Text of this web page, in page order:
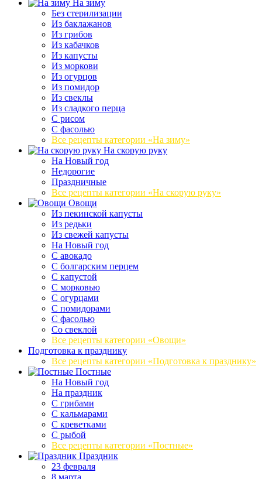
На зиму
Без стерилизации
Из баклажанов
Из грибов
Из кабачков
Из капусты
Из моркови
Из огурцов
Из помидор
Из свеклы
Из сладкого перца
С рисом
С фасолью
Все рецепты категории «На зиму»
На скорую руку
На Новый год
Недорогие
Праздничные
Все рецепты категории «На скорую руку»
Овощи
Из пекинской капусты
Из редьки
Из свежей капусты
На Новый год
С авокадо
С болгарским перцем
С капустой
С морковью
С огурцами
С помидорами
С фасолью
Со свеклой
Все рецепты категории «Овощи»
Подготовка к празднику
Все рецепты категории «Подготовка к празднику»
Постные
На Новый год
На праздник
С грибами
С кальмарами
С креветками
С рыбой
Все рецепты категории «Постные»
Праздник
23 февраля
8 марта